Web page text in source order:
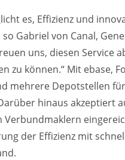
es, Effizienz und
so Gabriel von Canal,
uns, diesen
zu können.“ Mit ebase,
mehrere Depotstellen
hinaus akzeptiert
Verbundmaklern
der Effizienz mit